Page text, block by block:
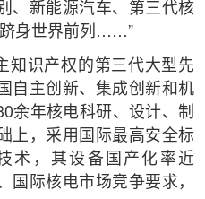
、新能源汽车、第三代核
跻身世界前列……”
知识产权的第三代大型先
自主创新、集成创新和机
余年核电科研、设计、制
上，采用国际最高安全标
术，其设备国产化率近
国际核电市场竞争要求，